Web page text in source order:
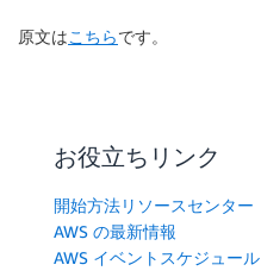
原文はこちらです。
お役立ちリンク
開始方法リソースセンター
AWS の最新情報
AWS イベントスケジュール